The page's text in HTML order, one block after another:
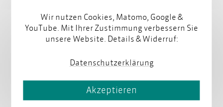
Beispiel für die Implementierung eines
DITA-OT-Plugins
parson hat bereits zahlreiche Unternehmen bei der
Erstellung und Implementierung eigener DITA-OT-
Wir nutzen Cookies, Matomo, Google &
YouTube. Mit Ihrer Zustimmung verbessern Sie
unsere Website. Details & Widerruf:
Datenschutzerklärung
Akzeptieren